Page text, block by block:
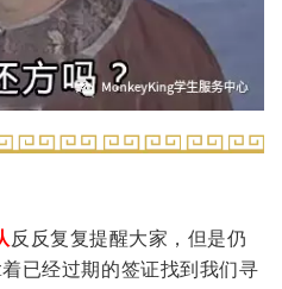
反反复复提醒大家，但是仍
已经过期的签证找到我们寻